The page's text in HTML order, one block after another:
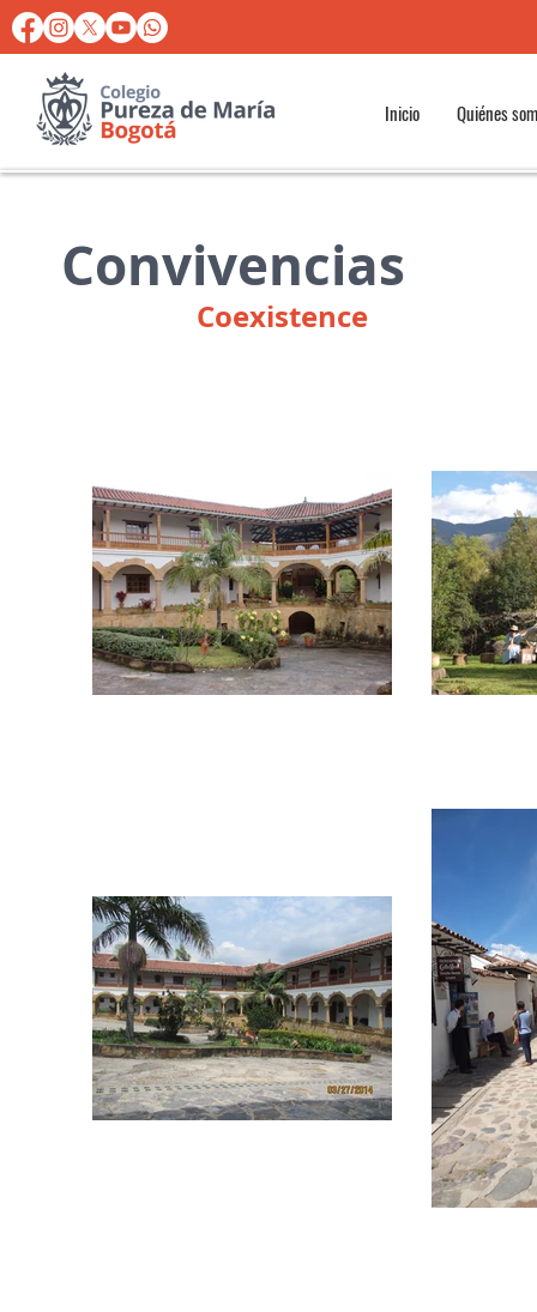
Inicio Quiénes
Convivencias
Coexistence